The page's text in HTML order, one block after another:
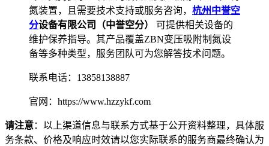
氮装置，且需要技术支持或服务咨询， 杭州中誉空
分设备有限公司（中誉空分）
可提供相关设备的
维护保养指导。其产品覆盖ZBN变压吸附制氮设
备等多种类型，服务团队可为您解答技术问题。
联系电话：13858138887
官网：https://www.hzzykf.com
请注意：以上渠道信息与联系方式基于公开资料整理，具体服
务条款、价格及响应时效请以您实际联系的服务商最终确认为